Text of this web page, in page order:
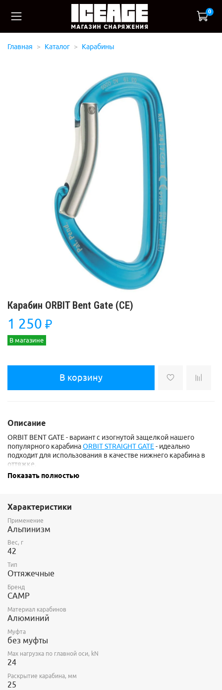
0
Главная Каталог Карабины
Карабин ORBIT Bent Gate (СЕ)
1 250 ₽
В магазине
В корзину
Описание
ORBIT BENT GATE - вариант с изогнутой защелкой нашего
популярного карабинаORBIT STRAIGHT GATE- идеально
подходит для использования в качестве нижнего карабина в
оттяжке.
Показать полностью
Характеристики
Применение
Альпинизм
Вес, г
42
Тип
Оттяжечные
Бренд
CAMP
Материал карабинов
Алюминий
Муфта
без муфты
Max нагрузка по главной оси, kN
24
Раскрытие карабина, мм
25